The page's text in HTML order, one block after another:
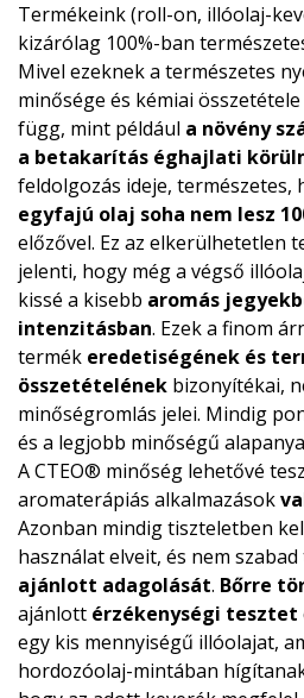
Termékeink (roll-on, illóolaj-
kizárólag 100%-ban
Mivel ezeknek a természetes
minősége és kémiai
függ, mint például a növény
a betakarítás éghajlati
feldolgozás ideje, természetes,
egyfajú olaj soha nem lesz
előzővel. Ez az elkerülhetetlen
jelenti, hogy még a végső
kissé a kisebb aromás
intenzitásban. Ezek a finom
termék eredetiségének és
összetételének bizonyítékai,
minőségromlás jelei. Mindig
és a legjobb minőségű
A CTEO® minőség lehetővé
aromaterápiás alkalmazások
Azonban mindig tiszteletben
használat elveit, és nem
ajánlott adagolását. Bőrre
ajánlott érzékenységi tesztet
egy kis mennyiségű illóolajat,
hordozóolaj-mintában